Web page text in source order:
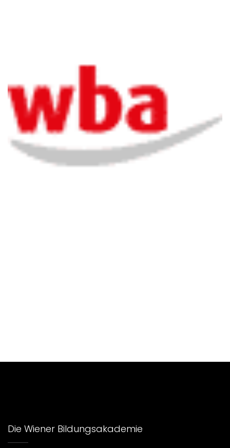
Die Wiener Bildungsakademie